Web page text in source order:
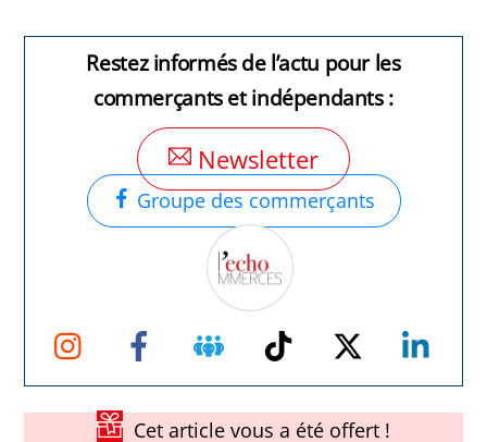
Restez informés de l’actu pour les
commerçants et indépendants :
Newsletter
Groupe des commerçants
Instagram Facebook Groupe
Facebook
TikTok Twitter
Cet article vous a été offert !